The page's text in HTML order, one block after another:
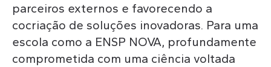
parceiros externos e favorecendo a
cocriação de soluções inovadoras. Para uma
escola como a ENSP NOVA, profundamente
comprometida com uma ciência voltada